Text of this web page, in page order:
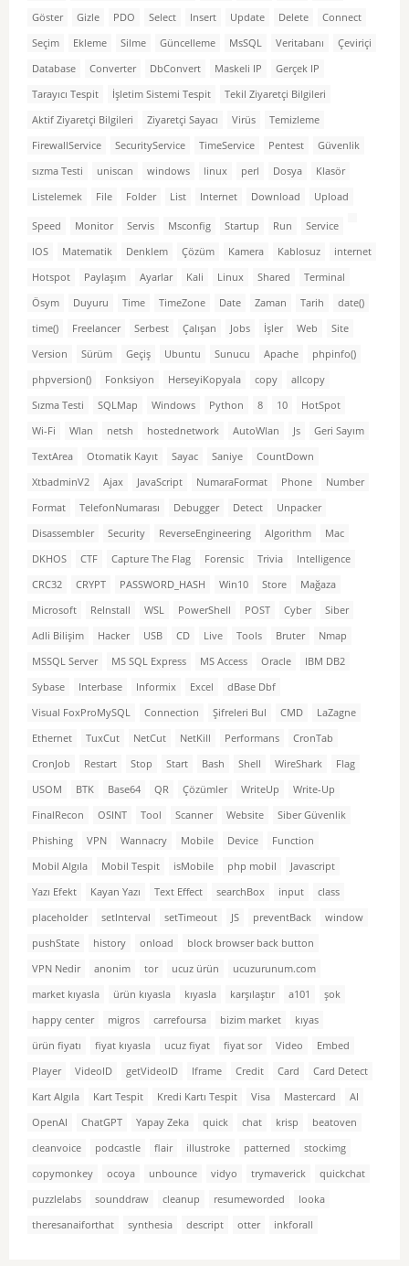
Göster
Gizle PDO Select Insert Update Delete
Connect
Seçim
Ekleme Silme Güncelleme MsSQL Veritabanı
Çeviriçi
Database
Converter DbConvert Maskeli IP
Gerçek IP
Tarayıcı Tespit
İşletim Sistemi Tespit
Tekil Ziyaretçi Bilgileri
Aktif Ziyaretçi Bilgileri
Ziyaretçi Sayacı Virüs
Temizleme
FirewallService
SecurityService TimeService Pentest
Güvenlik
sızma Testi
uniscan windows linux perl Dosya
Klasör
Listelemek
File Folder List Internet Download Upload
Speed Monitor Servis Msconfig Startup Run
Service
IOS
Matematik Denklem Çözüm Kamera Kablosuz
internet
Hotspot
Paylaşım Ayarlar Kali Linux Shared
Terminal
Ösym
Duyuru Time TimeZone Date Zaman Tarih
date()
time()
Freelancer Serbest Çalışan Jobs İşler Web
Site
Version
Sürüm Geçiş Ubuntu Sunucu Apache
phpinfo()
phpversion()
Fonksiyon HerseyiKopyala copy
allcopy
Sızma Testi
SQLMap Windows Python 8 10
HotSpot
Wi-Fi
Wlan netsh hostednetwork AutoWlan Js
Geri Sayım
TextArea
Otomatik Kayıt Sayac Saniye
CountDown
XtbadminV2
Ajax JavaScript NumaraFormat Phone
Number
Format
TelefonNumarası Debugger Detect
Unpacker
Disassembler
Security ReverseEngineering Algorithm
Mac
DKHOS
CTF Capture The Flag Forensic Trivia
Intelligence
CRC32
CRYPT PASSWORD_HASH Win10 Store
Mağaza
Microsoft
ReInstall WSL PowerShell POST Cyber
Siber
Adli Bilişim
Hacker USB CD Live Tools Bruter
Nmap
MSSQL Server
MS SQL Express MS Access Oracle
IBM DB2
Sybase
Interbase Informix Excel
dBase Dbf
Visual FoxProMySQL
Connection Şifreleri Bul CMD
LaZagne
Ethernet
TuxCut NetCut NetKill Performans
CronTab
CronJob
Restart Stop Start Bash Shell WireShark
Flag
USOM
BTK Base64 QR Çözümler WriteUp
Write-Up
FinalRecon
OSINT Tool Scanner Website
Siber Güvenlik
Phishing
VPN Wannacry Mobile Device
Function
Mobil Algıla
Mobil Tespit isMobile php mobil
Javascript
Yazı Efekt
Kayan Yazı Text Effect searchBox input
class
placeholder
setInterval setTimeout JS preventBack
window
pushState
history onload
block browser back button
VPN Nedir
anonim tor ucuz ürün
ucuzurunum.com
market kıyasla
ürün kıyasla kıyasla karşılaştır a101
şok
happy center
migros carrefoursa bizim market
kıyas
ürün fiyatı
fiyat kıyasla ucuz fiyat fiyat sor Video
Embed
Player
VideoID getVideoID Iframe Credit Card
Card Detect
Kart Algıla
Kart Tespit Kredi Kartı Tespit Visa Mastercard
AI
OpenAI
ChatGPT Yapay Zeka quick chat krisp
beatoven
cleanvoice
podcastle flair illustroke patterned
stockimg
copymonkey
ocoya unbounce vidyo trymaverick
quickchat
puzzlelabs
sounddraw cleanup resumeworded
looka
theresanaiforthat
synthesia descript otter inkforall